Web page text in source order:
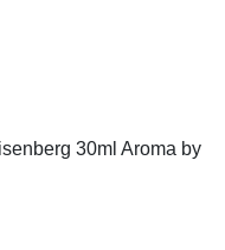
30ml Aroma by